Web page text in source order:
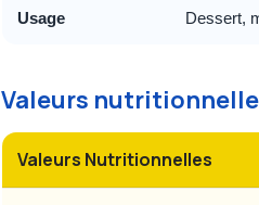
Usage Dessert,
Valeurs
Valeurs Nutritionnelles